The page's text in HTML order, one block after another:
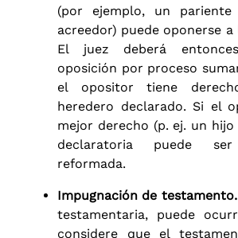
(por ejemplo, un
acreedor) puede oponerse
El juez deberá
oposición por proceso
el opositor tiene
heredero declarado. Si el
mejor derecho (p. ej. un
declaratoria puede
reformada.
Impugnación de testamento.
testamentaria, puede
considere que el